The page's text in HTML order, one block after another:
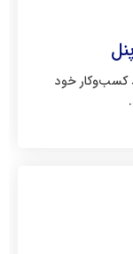
کسب‌وکار خود